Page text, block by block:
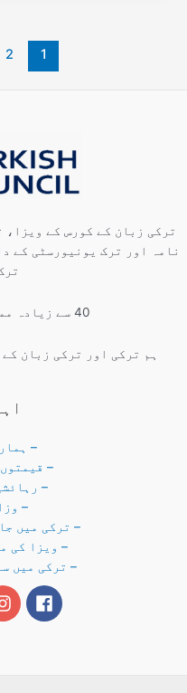
1
2
ترکی زبان کے کورس کے
نامہ اور ترک یونیورسٹی کے
40 سے زیادہ ممالک میں شراکت دار۔
ہم ترکی اور ترکی زبان
–
–
–
–
– ترکی میں
– ویزا کی
– ترکی میں